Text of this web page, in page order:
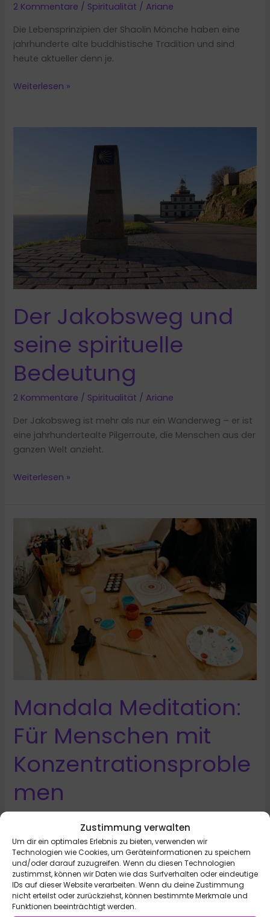
Zustimmung verwalten
Um dir ein optimales Erlebnis zu bieten, verwenden wir
Technologien wie Cookies, um Geräteinformationen zu speichern
und/oder darauf zuzugreifen. Wenn du diesen Technologien
zustimmst, können wir Daten wie das Surfverhalten oder eindeutige
IDs auf dieser Website verarbeiten. Wenn du deine Zustimmung
nicht erteilst oder zurückziehst, können bestimmte Merkmale und
Funktionen beeinträchtigt werden.
2 Kommentare / Spiritualität / Ariane
Die Lebensprinzipien der Shaolin Mönche haben eine
jahrhunderte alte buddhistische Tradition und sind
heute aktueller denn je.
Die
Weiterlesen »
Der Jakobsweg und
seine spirituelle
Bedeutung
2 Kommentare / Spiritualität / Ariane
Der Jakobsweg ist mehr als nur ein Wanderweg – er ist
eine jahrhundertealte Pilgerroute, die Menschen aus der
ganzen Welt anzieht.
Der
spirituelle
Bedeutung
Weiterlesen »
Mandala Meditation:
Für Menschen mit
Konzentrationsproble
men
Für Menschen mit Konzentrationsproblemen, ADHS oder
Kinder kann stilles Sitzen und meditieren eine echte
Herausforderung sein.
Mandala
Meditation:
Weiterlesen »